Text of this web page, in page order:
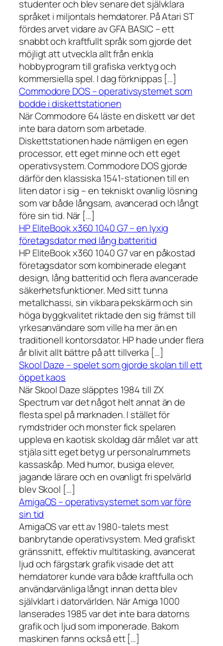
studenter och blev senare det självklara
språket i miljontals hemdatorer. På Atari ST
fördes arvet vidare av GFA BASIC – ett
snabbt och kraftfullt språk som gjorde det
möjligt att utveckla allt från enkla
hobbyprogram till grafiska verktyg och
kommersiella spel. I dag förknippas […]
Commodore DOS – operativsystemet som
bodde i diskettstationen
När Commodore 64 läste en diskett var det
inte bara datorn som arbetade.
Diskettstationen hade nämligen en egen
processor, ett eget minne och ett eget
operativsystem. Commodore DOS gjorde
därför den klassiska 1541-stationen till en
liten dator i sig – en tekniskt ovanlig lösning
som var både långsam, avancerad och långt
före sin tid. När […]
HP EliteBook x360 1040 G7 – en lyxig
företagsdator med lång batteritid
HP EliteBook x360 1040 G7 var en påkostad
företagsdator som kombinerade elegant
design, lång batteritid och flera avancerade
säkerhetsfunktioner. Med sitt tunna
metallchassi, sin vikbara pekskärm och sin
höga byggkvalitet riktade den sig främst till
yrkesanvändare som ville ha mer än en
traditionell kontorsdator. HP hade under flera
år blivit allt bättre på att tillverka […]
Skool Daze – spelet som gjorde skolan till ett
öppet kaos
När Skool Daze släpptes 1984 till ZX
Spectrum var det något helt annat än de
flesta spel på marknaden. I stället för
rymdstrider och monster fick spelaren
uppleva en kaotisk skoldag där målet var att
stjäla sitt eget betyg ur personalrummets
kassaskåp. Med humor, busiga elever,
jagande lärare och en ovanligt fri spelvärld
blev Skool […]
AmigaOS – operativsystemet som var före
sin tid
AmigaOS var ett av 1980-talets mest
banbrytande operativsystem. Med grafiskt
gränssnitt, effektiv multitasking, avancerat
ljud och färgstark grafik visade det att
hemdatorer kunde vara både kraftfulla och
användarvänliga långt innan detta blev
självklart i datorvärlden. När Amiga 1000
lanserades 1985 var det inte bara datorns
grafik och ljud som imponerade. Bakom
maskinen fanns också ett […]